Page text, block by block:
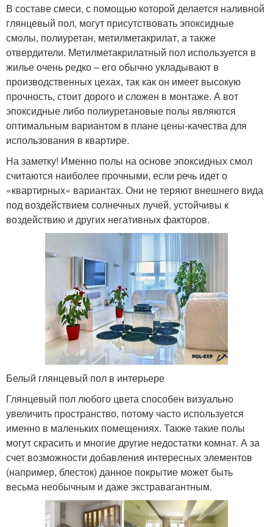
В составе смеси, с помощью которой делается наливной
глянцевый пол, могут присутствовать эпоксидные
смолы, полиуретан, метилметакрилат, а также
отвердители. Метилметакрилатный пол используется в
жилье очень редко – его обычно укладывают в
производственных цехах, так как он имеет высокую
прочность, стоит дорого и сложен в монтаже. А вот
эпоксидные либо полиуретановые полы являются
оптимальным вариантом в плане цены-качества для
использования в квартире.
На заметку! Именно полы на основе эпоксидных смол
считаются наиболее прочными, если речь идет о
«квартирных» вариантах. Они не теряют внешнего вида
под воздействием солнечных лучей, устойчивы к
воздействию и других негативных факторов.
Белый глянцевый пол в интерьере
Глянцевый пол любого цвета способен визуально
увеличить пространство, потому часто используется
именно в маленьких помещениях. Также такие полы
могут скрасить и многие другие недостатки комнат. А за
счет возможности добавления интересных элементов
(например, блесток) данное покрытие может быть
весьма необычным и даже экстравагантным.